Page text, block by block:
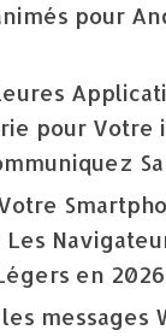
pour
pour Votre
Les
en 2026
messages